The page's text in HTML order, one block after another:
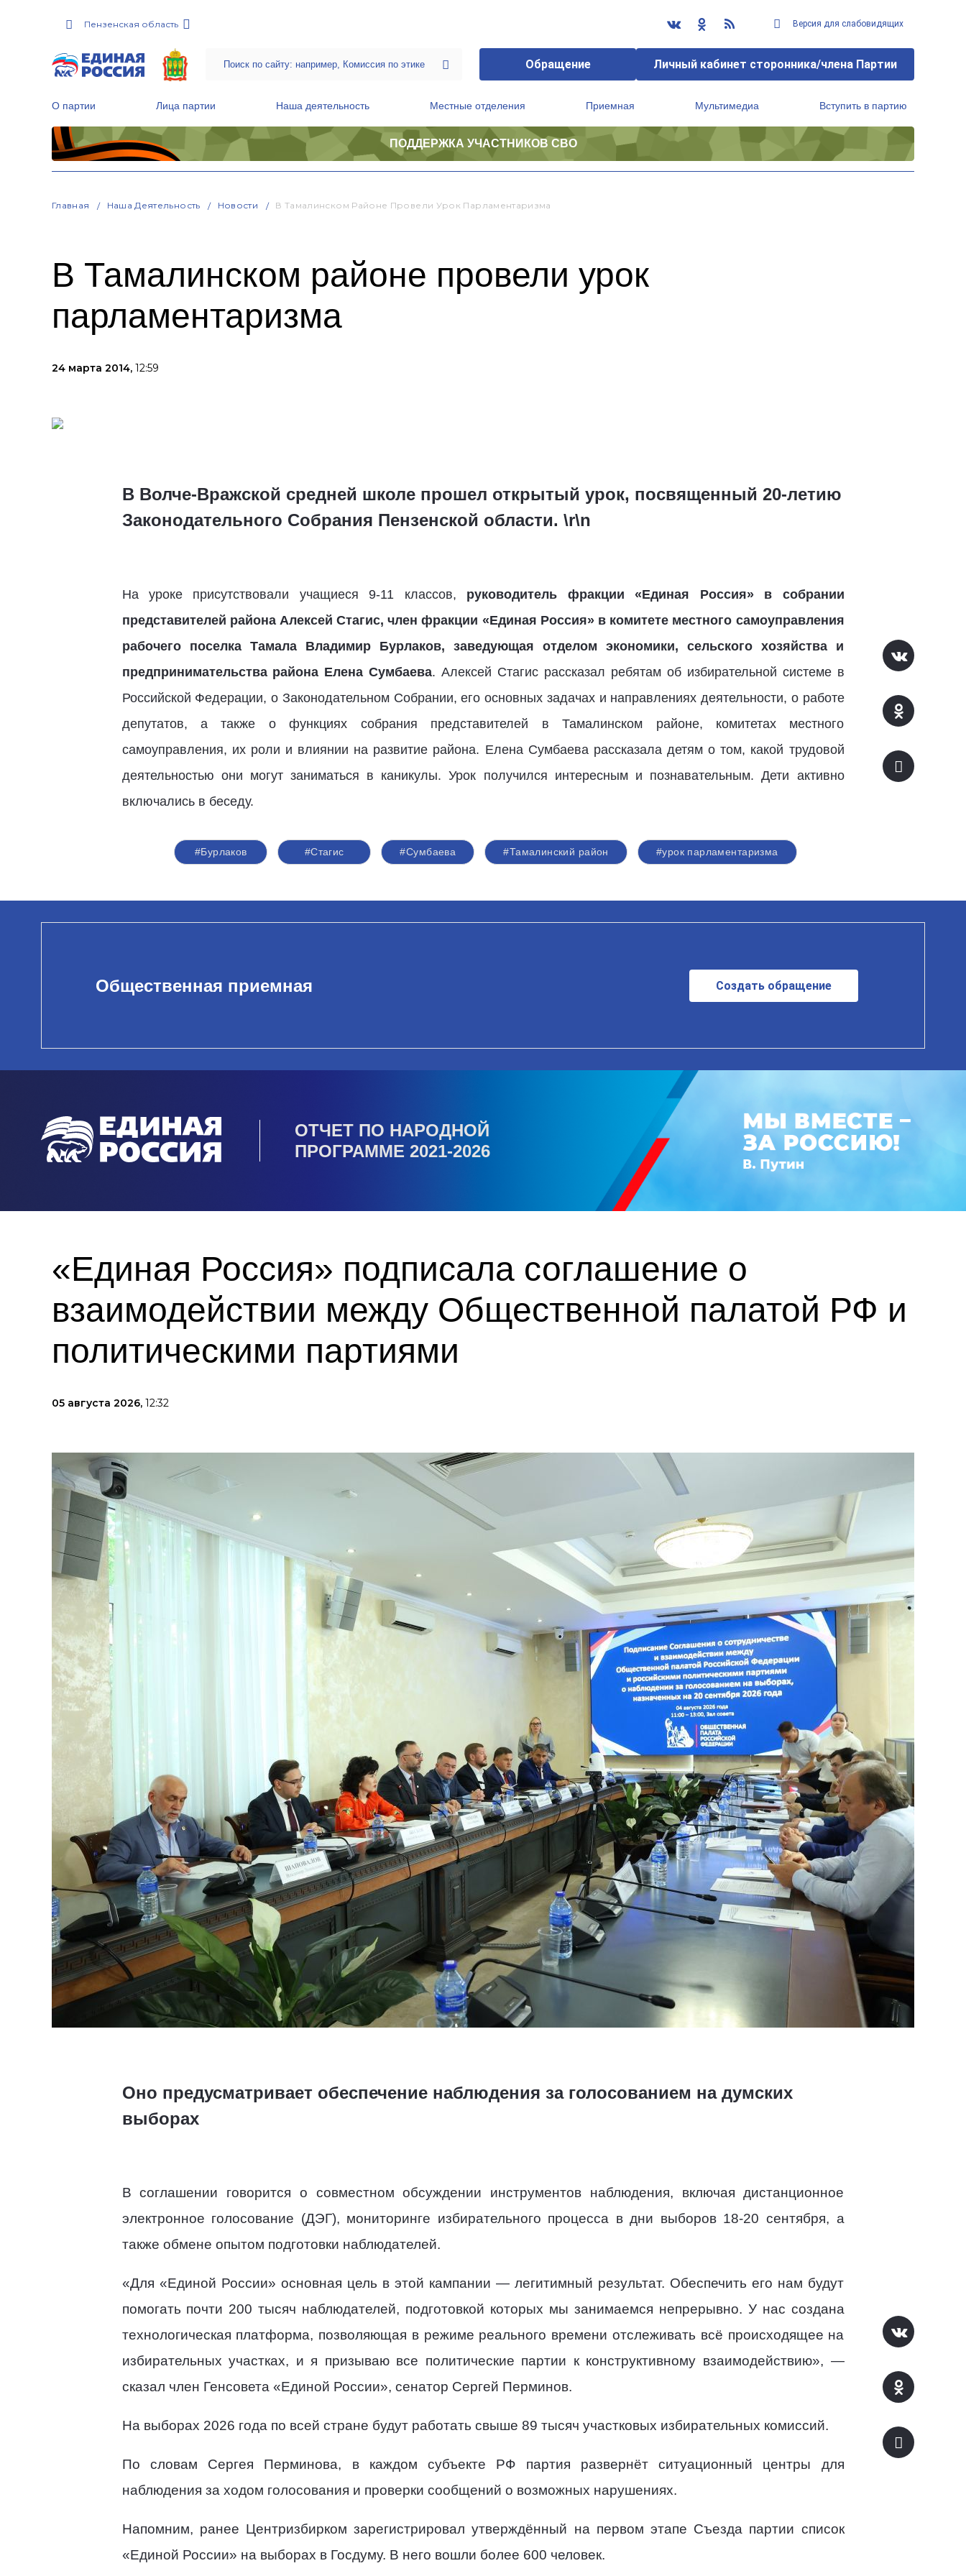
Пензенская область Версия для слабовидящих
Обращение Личный кабинет сторонника/члена Партии
О партии Лица партии Наша деятельность Местные отделения Приемная Мультимедиа Вступить в партию
ПОДДЕРЖКА УЧАСТНИКОВ СВО
Главная Наша Деятельность Новости В Тамалинском Районе Провели Урок Парламентаризма
В Тамалинском районе провели урок
парламентаризма
24 марта 2014, 12:59
В Волче-Вражской средней школе прошел открытый урок, посвященный 20-летию
Законодательного Собрания Пензенской области. \r\n
На уроке присутствовали учащиеся 9-11 классов, руководитель фракции «Единая Россия» в собрании
представителей района Алексей Стагис, член фракции «Единая Россия» в комитете местного самоуправления
рабочего поселка Тамала Владимир Бурлаков, заведующая отделом экономики, сельского хозяйства и
предпринимательства района Елена Сумбаева. Алексей Стагис рассказал ребятам об избирательной системе в
Российской Федерации, о Законодательном Собрании, его основных задачах и направлениях деятельности, о работе
депутатов, а также о функциях собрания представителей в Тамалинском районе, комитетах местного
самоуправления, их роли и влиянии на развитие района. Елена Сумбаева рассказала детям о том, какой трудовой
деятельностью они могут заниматься в каникулы. Урок получился интересным и познавательным. Дети активно
включались в беседу.
#Бурлаков #Стагис #Сумбаева #Тамалинский район #урок парламентаризма
Общественная приемная Создать обращение
ОТЧЕТ ПО НАРОДНОЙ
ПРОГРАММЕ 2021-2026
«Единая Россия» подписала соглашение о
взаимодействии между Общественной палатой РФ и
политическими партиями
05 августа 2026, 12:32
Оно предусматривает обеспечение наблюдения за голосованием на думских
выборах
В соглашении говорится о совместном обсуждении инструментов наблюдения, включая дистанционное
электронное голосование (ДЭГ), мониторинге избирательного процесса в дни выборов 18-20 сентября, а
также обмене опытом подготовки наблюдателей.
«Для «Единой России» основная цель в этой кампании — легитимный результат. Обеспечить его нам будут
помогать почти 200 тысяч наблюдателей, подготовкой которых мы занимаемся непрерывно. У нас создана
технологическая платформа, позволяющая в режиме реального времени отслеживать всё происходящее на
избирательных участках, и я призываю все политические партии к конструктивному взаимодействию», —
сказал член Генсовета «Единой России», сенатор Сергей Перминов.
На выборах 2026 года по всей стране будут работать свыше 89 тысяч участковых избирательных комиссий.
По словам Сергея Перминова, в каждом субъекте РФ партия развернёт ситуационный центры для
наблюдения за ходом голосования и проверки сообщений о возможных нарушениях.
Напомним, ранее Центризбирком зарегистрировал утверждённый на первом этапе Съезда партии список
«Единой России» на выборах в Госдуму. В него вошли более 600 человек.